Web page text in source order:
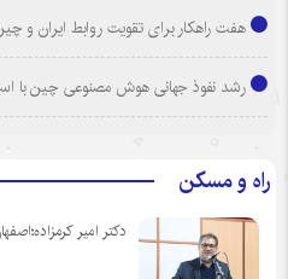
هفت راهکار برای تقویت روابط ایران و چین
رشد نفوذ جهانی هوش مصنوعی چین با
راه و مسکن
دکتر امیر کرمزاده؛اصفهان صاحب ۵